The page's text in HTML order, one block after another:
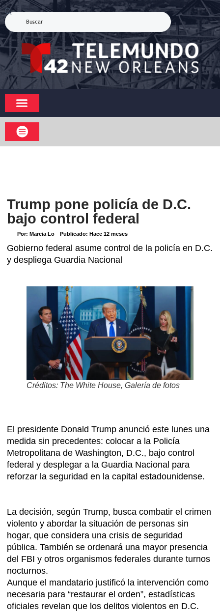
Trump pone policía de D.C.
bajo control federal
Por: Marcia Lo Publicado: Hace 12 meses
Gobierno federal asume control de la policía en D.C.
y despliega Guardia Nacional
Créditos: The White House, Galería de fotos
El presidente Donald Trump anunció este lunes una
medida sin precedentes: colocar a la Policía
Metropolitana de Washington, D.C., bajo control
federal y desplegar a la Guardia Nacional para
reforzar la seguridad en la capital estadounidense.
La decisión, según Trump, busca combatir el crimen
violento y abordar la situación de personas sin
hogar, que considera una crisis de seguridad
pública. También se ordenará una mayor presencia
del FBI y otros organismos federales durante turnos
nocturnos.
Aunque el mandatario justificó la intervención como
necesaria para “restaurar el orden”, estadísticas
oficiales revelan que los delitos violentos en D.C.